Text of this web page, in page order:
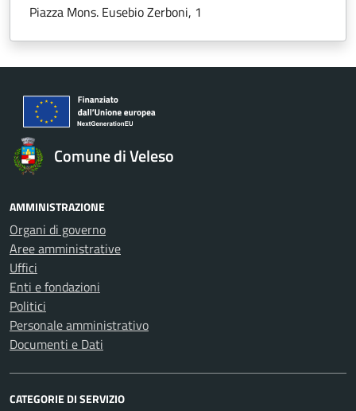
Piazza Mons. Eusebio Zerboni, 1
Comune di Veleso
AMMINISTRAZIONE
Organi di governo
Aree amministrative
Uffici
Enti e fondazioni
Politici
Personale amministrativo
Documenti e Dati
CATEGORIE DI SERVIZIO